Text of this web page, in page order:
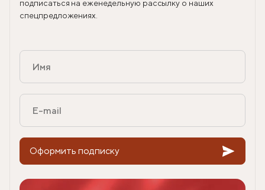
подписаться на еженедельную рассылку о наших
спецпредложениях.
Оформить подписку